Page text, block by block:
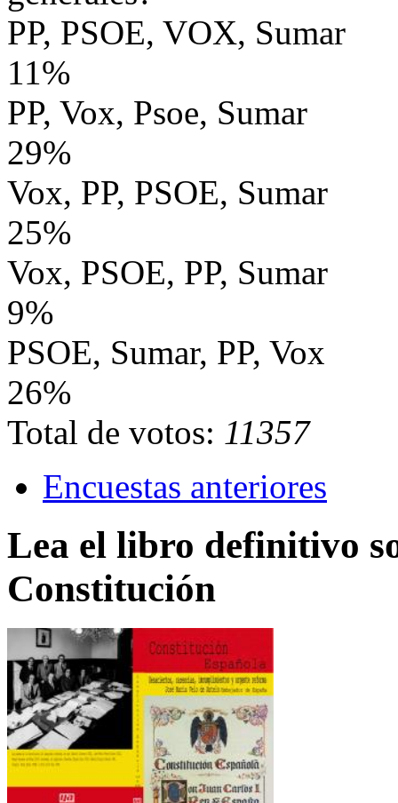
PP, PSOE, VOX, Sumar
11%
PP, Vox, Psoe, Sumar
29%
Vox, PP, PSOE, Sumar
25%
Vox, PSOE, PP, Sumar
9%
PSOE, Sumar, PP, Vox
26%
Total de votos: 11357
Encuestas anteriores
Lea el libro definitivo
Constitución